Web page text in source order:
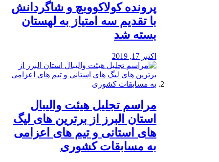
پرونده کولاکوویچ و شاگردانش
با تقدیم سه امتیاز به لهستان
بسته شد
اکتبر 17, 2019
مراسم تجلیل هیئت والیبال
استان البرز از برترین های لیگ
های استانی و تیم های اعزامی
به مسابقات کشوری